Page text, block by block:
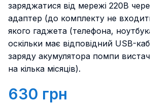
заряджатися від мережі 220В
адаптер (до комплекту не
якого гаджета (телефона,
оскільки має відповідний USB-
заряду акумулятора помпи
на кілька місяців).
630 грн